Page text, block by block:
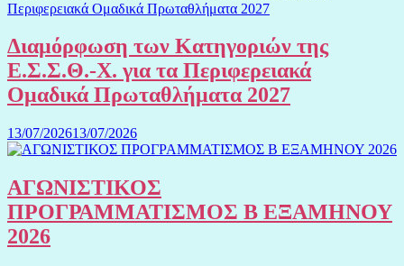
Διαμόρφωση των Κατηγοριών της
Ε.Σ.Σ.Θ.-Χ. για τα Περιφερειακά
Ομαδικά Πρωταθλήματα 2027
13/07/202613/07/2026
ΑΓΩΝΙΣΤΙΚΟΣ
ΠΡΟΓΡΑΜΜΑΤΙΣΜΟΣ Β ΕΞΑΜΗΝΟΥ
2026